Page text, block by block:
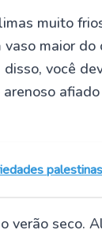
muito
maior
você
palestinas
verão seco.